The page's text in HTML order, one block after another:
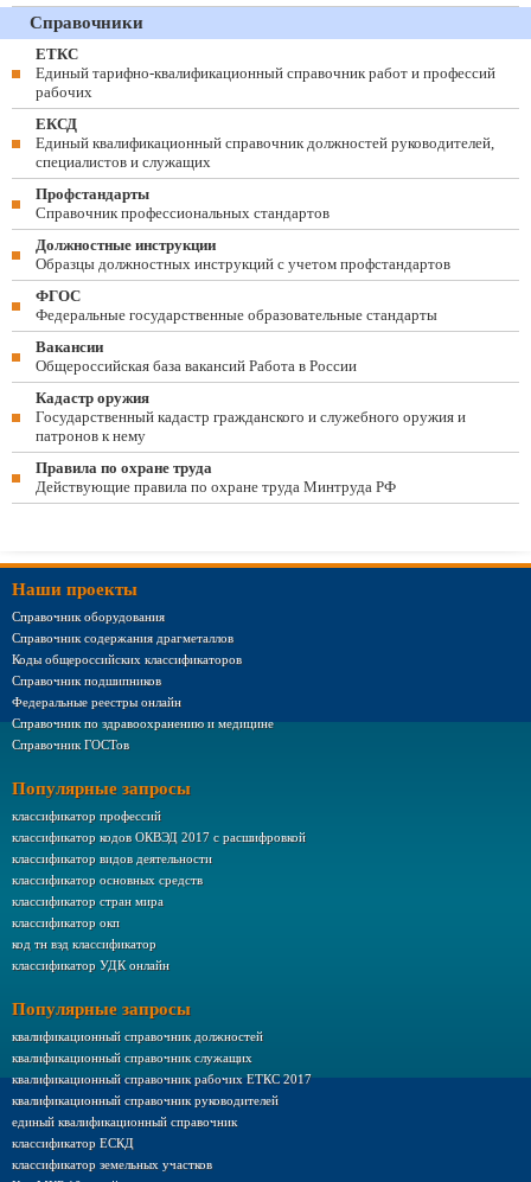
Справочники
ЕТКС
Единый тарифно-квалификационный справочник работ и профессий
рабочих
ЕКСД
Единый квалификационный справочник должностей руководителей,
специалистов и служащих
Профстандарты
Справочник профессиональных стандартов
Должностные инструкции
Образцы должностных инструкций с учетом профстандартов
ФГОС
Федеральные государственные образовательные стандарты
Вакансии
Общероссийская база вакансий Работа в России
Кадастр оружия
Государственный кадастр гражданского и служебного оружия и
патронов к нему
Правила по охране труда
Действующие правила по охране труда Минтруда РФ
Наши проекты
Справочник оборудования
Справочник содержания драгметаллов
Коды общероссийских классификаторов
Справочник подшипников
Федеральные реестры онлайн
Справочник по здравоохранению и медицине
Справочник ГОСТов
Популярные запросы
классификатор профессий
классификатор кодов ОКВЭД 2017 с расшифровкой
классификатор видов деятельности
классификатор основных средств
классификатор стран мира
классификатор окп
код тн вэд классификатор
классификатор УДК онлайн
Популярные запросы
квалификационный справочник должностей
квалификационный справочник служащих
квалификационный справочник рабочих ЕТКС 2017
квалификационный справочник руководителей
единый квалификационный справочник
классификатор ЕСКД
классификатор земельных участков